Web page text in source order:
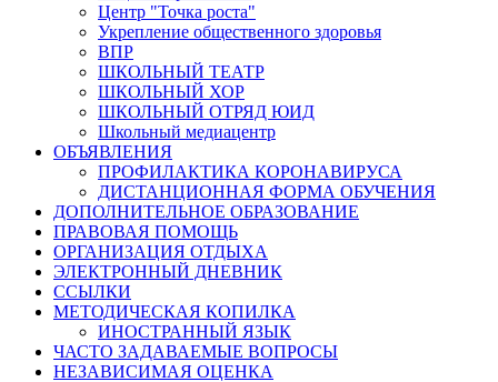
Центр "Точка роста"
Укрепление общественного здоровья
ВПР
ШКОЛЬНЫЙ ТЕАТР
ШКОЛЬНЫЙ ХОР
ШКОЛЬНЫЙ ОТРЯД ЮИД
Школьный медиацентр
ОБЪЯВЛЕНИЯ
ПРОФИЛАКТИКА КОРОНАВИРУСА
ДИСТАНЦИОННАЯ ФОРМА ОБУЧЕНИЯ
ДОПОЛНИТЕЛЬНОЕ ОБРАЗОВАНИЕ
ПРАВОВАЯ ПОМОЩЬ
ОРГАНИЗАЦИЯ ОТДЫХА
ЭЛЕКТРОННЫЙ ДНЕВНИК
ССЫЛКИ
МЕТОДИЧЕСКАЯ КОПИЛКА
ИНОСТРАННЫЙ ЯЗЫК
ЧАСТО ЗАДАВАЕМЫЕ ВОПРОСЫ
НЕЗАВИСИМАЯ ОЦЕНКА